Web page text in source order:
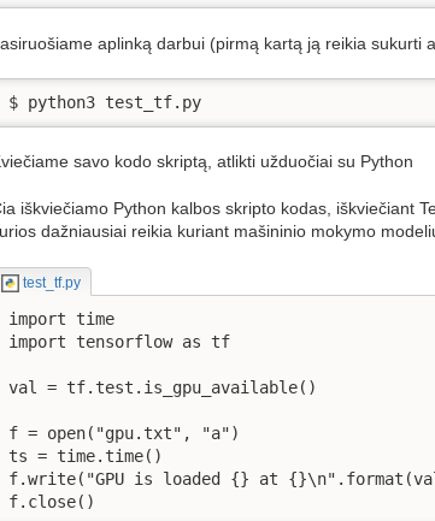
aplinką darbui (pirmą kartą ją reikia sukurti
$ python3 test_tf.py
savo kodo skriptą, atlikti užduočiai su Python
iškviečiamo Python kalbos skripto kodas, iškviečiant
dažniausiai reikia kuriant mašininio mokymo
test_tf.py
import time
import tensorflow as tf
val = tf.test.is_gpu_available()
f = open("gpu.txt", "a")
ts = time.time()
f.write("GPU is loaded {} at
f.close()